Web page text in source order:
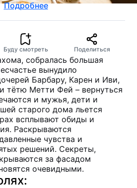
Подробнее
Буду смотреть Поделиться
собралась большая
вынудило
Барбару, Карен и Иви,
тётю Метти Фей – вернуться
и мужья, дети и
старого дома льется
всплывают обиды и
Раскрываются
чувства и
решений. Секреты,
за фасадом
очевидными.